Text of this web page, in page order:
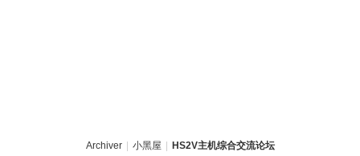
Archiver 小黑屋
HS2V主机综合交流论坛